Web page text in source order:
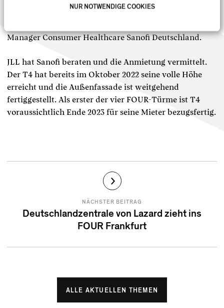
NUR NOTWENDIGE COOKIES
Manager Consumer Healthcare Sanofi Deutschland.
JLL hat Sanofi beraten und die Anmietung vermittelt.
Der T4 hat bereits im Oktober 2022 seine volle Höhe
erreicht und die Außenfassade ist weitgehend
fertiggestellt. Als erster der vier FOUR-Türme ist T4
voraussichtlich Ende 2023 für seine Mieter bezugsfertig.
NÄCHSTER BEITRAG
Deutschlandzentrale von Lazard zieht ins
FOUR Frankfurt
ALLE AKTUELLEN THEMEN